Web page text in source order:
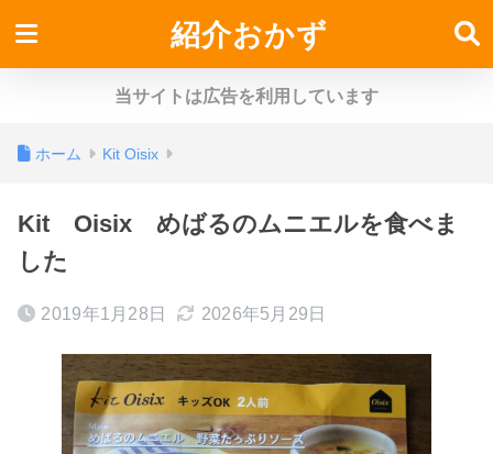
紹介おかず
当サイトは広告を利用しています
ホーム Kit Oisix
Kit Oisix めばるのムニエルを食べま
した
2019年1月28日 2026年5月29日